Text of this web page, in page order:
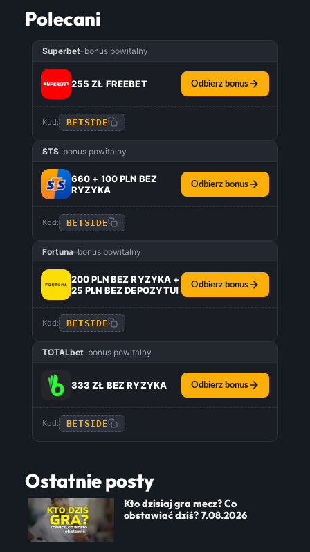
Polecani
Superbet–bonus powitalny
255 ZŁ FREEBET Odbierz bonus
Kod: BETSIDE
STS–bonus powitalny
660 + 100 PLN BEZ
RYZYKA
Odbierz bonus
Kod: BETSIDE
Fortuna–bonus powitalny
200 PLN BEZ RYZYKA +
25 PLN BEZ DEPOZYTU!
Odbierz bonus
Kod: BETSIDE
TOTALbet–bonus powitalny
333 ZŁ BEZ RYZYKA Odbierz bonus
Kod: BETSIDE
Ostatnie posty
Kto dzisiaj gra mecz? Co
obstawiać dziś? 7.08.2026